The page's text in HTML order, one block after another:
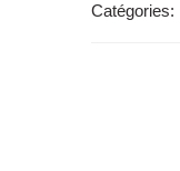
Catégories: